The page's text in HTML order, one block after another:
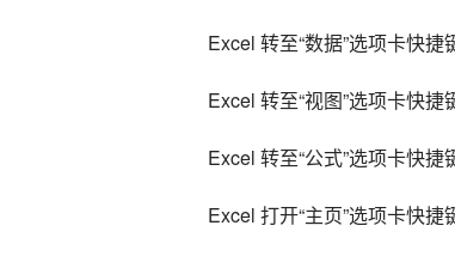
Excel 转至“数据”选项卡快
Excel 转至“视图”选项卡快
Excel 转至“公式”选项卡快
Excel 打开“主页”选项卡快